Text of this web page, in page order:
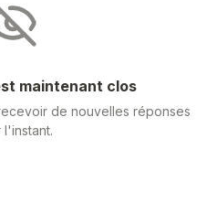
maintenant clos
de nouvelles réponses
l'instant.